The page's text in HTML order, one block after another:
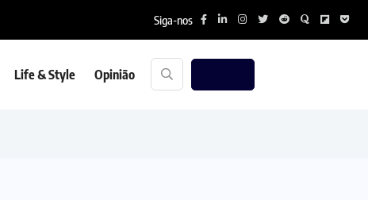
Siga-nos
Life & Style Opinião